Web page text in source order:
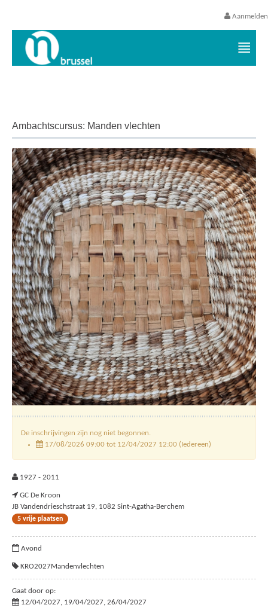
Aanmelden
Ambachtscursus: Manden vlechten
De inschrijvingen zijn nog niet begonnen.
17/08/2026 09:00 tot 12/04/2027 12:00 (Iedereen)
1927 - 2011
GC De Kroon
JB Vandendrieschstraat 19, 1082 Sint-Agatha-Berchem
5 vrije plaatsen
Avond
KRO2027Mandenvlechten
Gaat door op:
12/04/2027, 19/04/2027, 26/04/2027